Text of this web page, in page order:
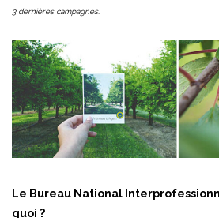
3 dernières campagnes.
Le Bureau National
quoi ?